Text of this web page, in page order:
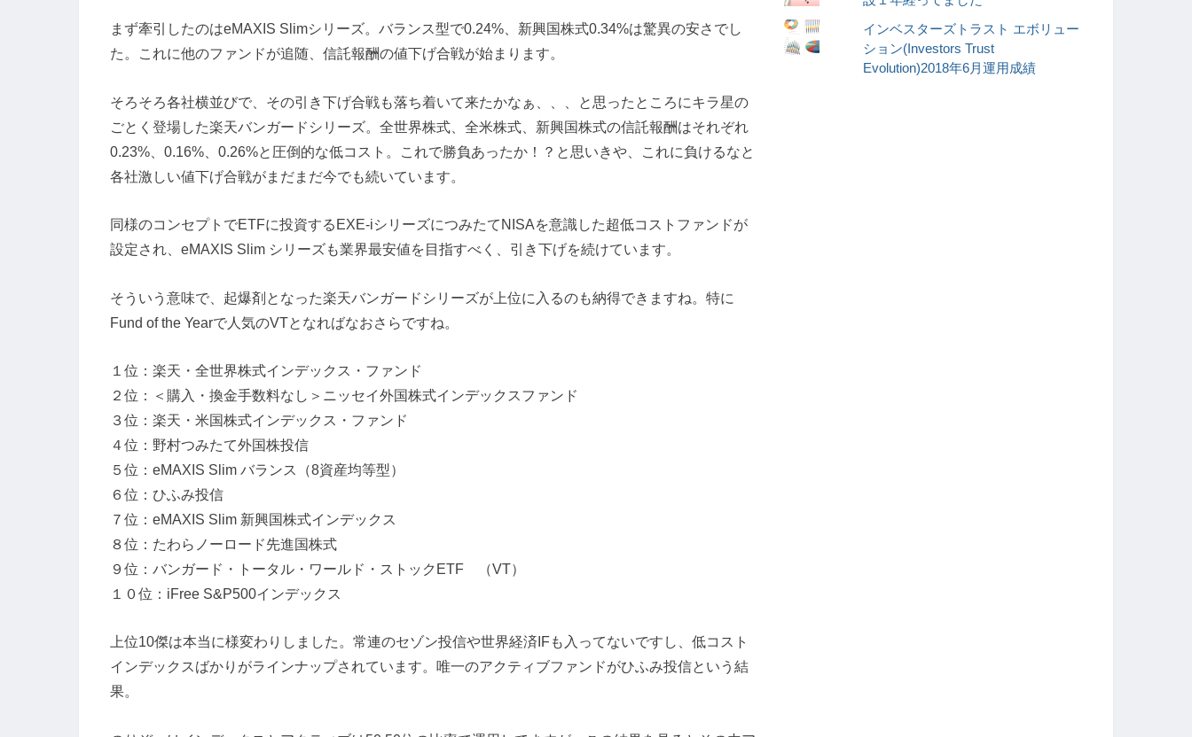
まず牽引したのはeMAXIS Slimシリーズ。バランス型で0.24%、新興国株式0.34%は驚異の安さでし
た。これに他のファンドが追随、信託報酬の値下げ合戦が始まります。
そろそろ各社横並びで、その引き下げ合戦も落ち着いて来たかなぁ、、、と思ったところにキラ星の
ごとく登場した楽天バンガードシリーズ。全世界株式、全米株式、新興国株式の信託報酬はそれぞれ
0.23%、0.16%、0.26%と圧倒的な低コスト。これで勝負あったか！？と思いきや、これに負けるなと
各社激しい値下げ合戦がまだまだ今でも続いています。
同様のコンセプトでETFに投資するEXE-iシリーズにつみたてNISAを意識した超低コストファンドが
設定され、eMAXIS Slim シリーズも業界最安値を目指すべく、引き下げを続けています。
そういう意味で、起爆剤となった楽天バンガードシリーズが上位に入るのも納得できますね。特に
Fund of the Yearで人気のVTとなればなおさらですね。
１位：楽天・全世界株式インデックス・ファンド
２位：＜購入・換金手数料なし＞ニッセイ外国株式インデックスファンド
３位：楽天・米国株式インデックス・ファンド
４位：野村つみたて外国株投信
５位：eMAXIS Slim バランス（8資産均等型）
６位：ひふみ投信
７位：eMAXIS Slim 新興国株式インデックス
８位：たわらノーロード先進国株式
９位：バンガード・トータル・ワールド・ストックETF （VT）
１０位：iFree S&P500インデックス
上位10傑は本当に様変わりしました。常連のセゾン投信や世界経済IFも入ってないですし、低コスト
インデックスばかりがラインナップされています。唯一のアクティブファンドがひふみ投信という結
果。
インベスターズトラスト エボリュー
ション(Investors Trust
Evolution)2018年6月運用成績